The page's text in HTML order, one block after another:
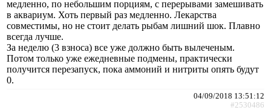
медленно, по небольшим порциям, с перерывами замешивать
в аквариум. Хоть первый раз медленно. Лекарства
совместимы, но не стоит делать рыбам лишний шок. Плавно
всегда лучше.
За неделю (3 взноса) все уже должно быть вылеченым.
Потом только уже ежедневные подмены, практически
получится перезапуск, пока аммоний и нитриты опять будут
0.
04/09/2018 13:51:12
#2530486